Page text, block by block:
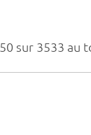
sur 3533 au